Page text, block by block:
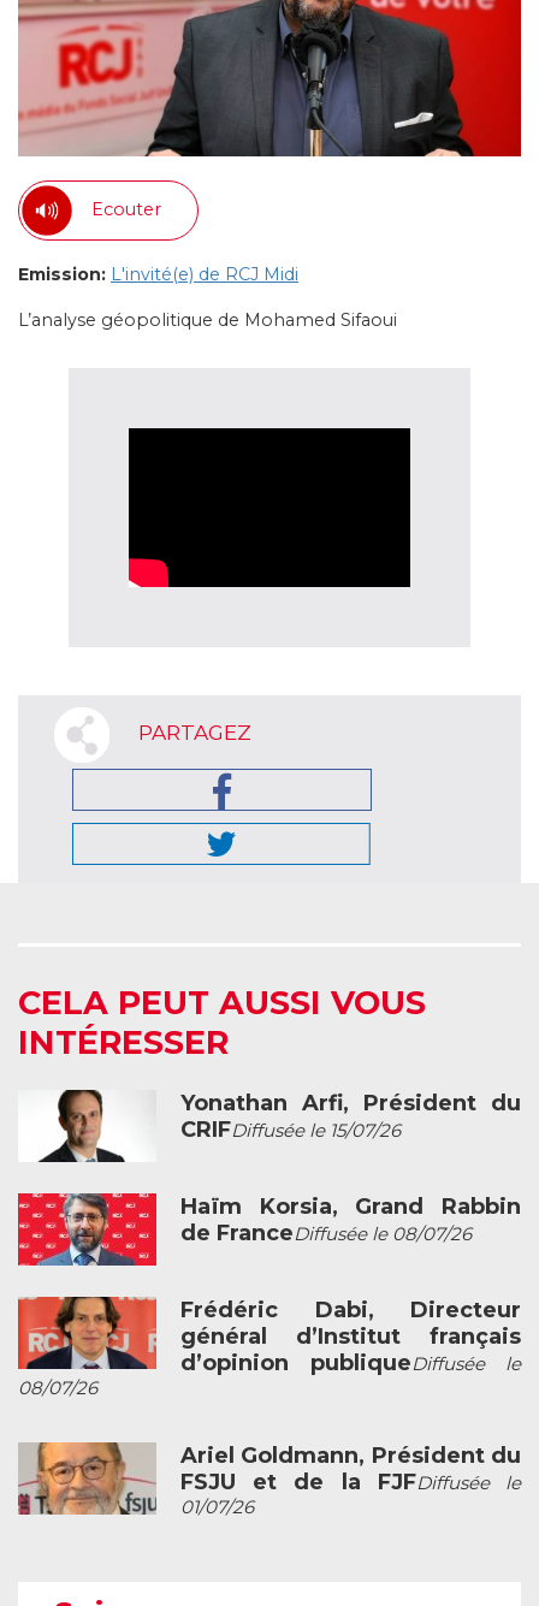
Ecouter
Emission: L'invité(e) de RCJ Midi
L’analyse géopolitique de Mohamed Sifaoui
PARTAGEZ
CELA PEUT AUSSI VOUS
INTÉRESSER
Yonathan Arfi, Président du
CRIFDiffusée le 15/07/26
Haïm Korsia, Grand Rabbin
de FranceDiffusée le 08/07/26
Frédéric Dabi, Directeur
général d’Institut français
d’opinion publiqueDiffusée le
08/07/26
Ariel Goldmann, Président du
FSJU et de la FJFDiffusée le
01/07/26